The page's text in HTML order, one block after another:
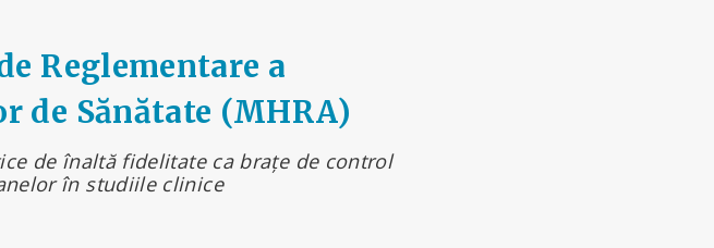
Reglementare a
de Sănătate (MHRA)
de înaltă fidelitate ca brațe de control
în studiile clinice